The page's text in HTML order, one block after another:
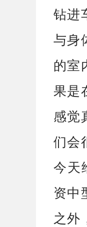
钻进
与身
的室
果是
感觉
们会
今天
资中
之外